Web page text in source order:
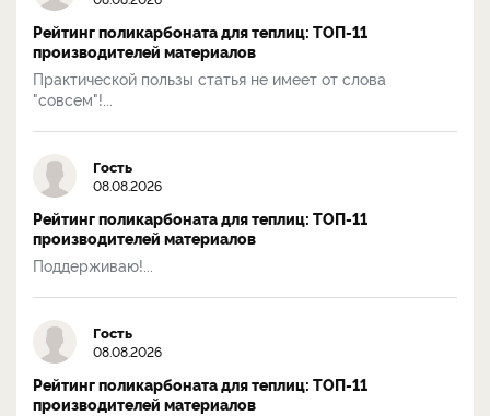
Рейтинг поликарбоната для теплиц: ТОП-11
производителей материалов
Практической пользы статья не имеет от слова
"совсем"!...
Гость
08.08.2026
Рейтинг поликарбоната для теплиц: ТОП-11
производителей материалов
Поддерживаю!...
Гость
08.08.2026
Рейтинг поликарбоната для теплиц: ТОП-11
производителей материалов